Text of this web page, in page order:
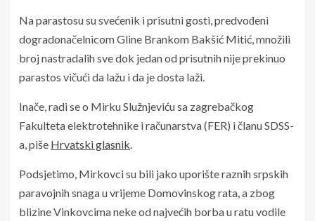
Na parastosu su svećenik i prisutni gosti, predvođeni
dogradonačelnicom Gline Brankom Bakšić Mitić, množili
broj nastradalih sve dok jedan od prisutnih nije prekinuo
parastos vičući da lažu i da je dosta laži.
Inače, radi se o Mirku Služnjeviću sa zagrebačkog
Fakulteta elektrotehnike i računarstva (FER) i članu SDSS-
a, piše Hrvatski glasnik
Podsjetimo, Mirkovci su bili jako uporište raznih srpskih
paravojnih snaga u vrijeme Domovinskog rata, a zbog
blizine Vinkovcima neke od najvećih borba u ratu vodile